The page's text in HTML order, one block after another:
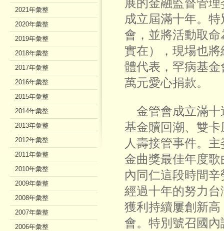
展的金融監督管
成立屆滿十年。
會，並將活動取
實在），現場也
體代表，罕病基
萬元愛心捐款。
金管會成立滿十
基金贖回潮、雙
人壽接管事件。
金曲獎最佳年度
內同仁這段時間
經過十年的努力
獲利持續屢創新
會。特別號召國
2021年彙整
2020年彙整
2019年彙整
2018年彙整
2017年彙整
2016年彙整
2015年彙整
2014年彙整
2013年彙整
2012年彙整
2011年彙整
2010年彙整
2009年彙整
2008年彙整
2007年彙整
2006年彙整